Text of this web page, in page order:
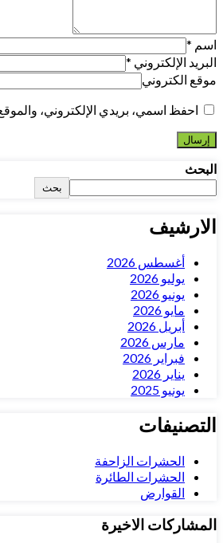
اسم *
البريد الإلكتروني *
موقع الكتروني
احفظ اسمي، بريدي الإلكتروني،
البحث
بحث
الارشيف
أغسطس 2026
يوليو 2026
يونيو 2026
مايو 2026
أبريل 2026
مارس 2026
فبراير 2026
يناير 2026
يونيو 2025
التصنيفات
الحشرات الزاحفة
الحشرات الطائرة
القوارض
المشاركات الاخيرة